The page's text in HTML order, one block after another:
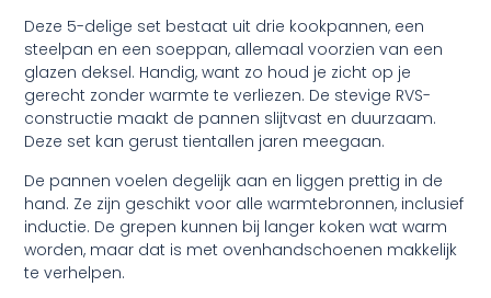
Deze 5-delige set bestaat uit drie kookpannen, een
steelpan en een soeppan, allemaal voorzien van een
glazen deksel. Handig, want zo houd je zicht op je
gerecht zonder warmte te verliezen. De stevige RVS-
constructie maakt de pannen slijtvast en duurzaam.
Deze set kan gerust tientallen jaren meegaan.
De pannen voelen degelijk aan en liggen prettig in de
hand. Ze zijn geschikt voor alle warmtebronnen, inclusief
inductie. De grepen kunnen bij langer koken wat warm
worden, maar dat is met ovenhandschoenen makkelijk
te verhelpen.